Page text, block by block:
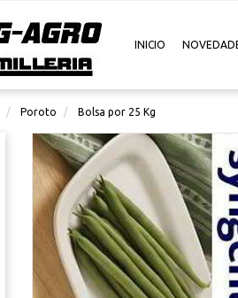
INICIO
Poroto Bolsa por 25 Kg